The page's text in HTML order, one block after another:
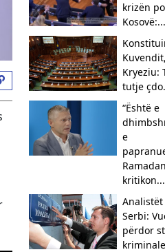
krizën
Kosovë:...
Kuvendit,
Kryeziu:
tutje
“Është e
e
kritikon...
Analistët
Serbi:
përdor